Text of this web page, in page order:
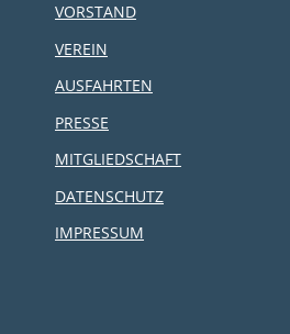
VORSTAND
VEREIN
AUSFAHRTEN
PRESSE
MITGLIEDSCHAFT
DATENSCHUTZ
IMPRESSUM